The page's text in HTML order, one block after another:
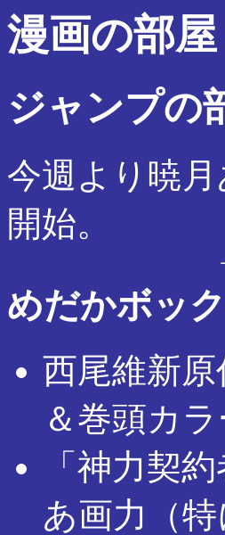
漫画の部屋
ジャンプの
今週より暁
開始。
めだかボッ
西尾維新
＆巻頭カラ
「神力契
あ画力（